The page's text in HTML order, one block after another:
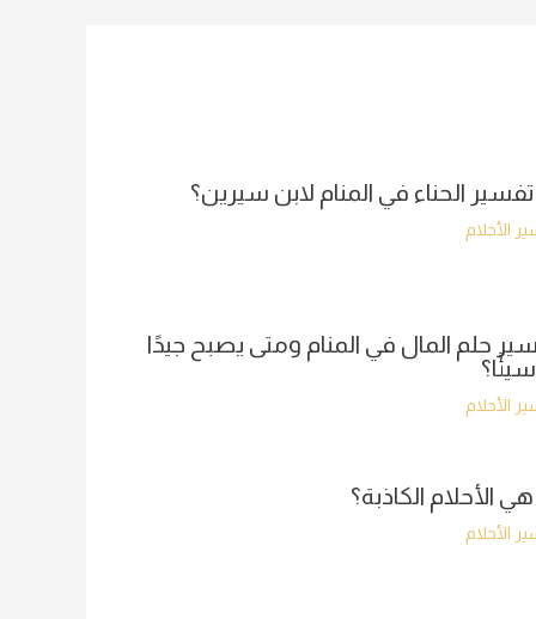
الحناء في المنام لابن سيرين؟
الأحلام
حلم المال في المنام ومتى يصبح جيدًا
الأحلام
الأحلام الكاذبة؟
الأحلام